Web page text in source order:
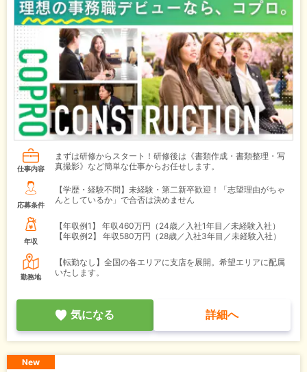
仕事内容
まずは研修からスタート！研修後は《書類作成・書類整理・写
真撮影》など簡単な仕事からお任せします。
応募条件
【学歴・経験不問】未経験・第二新卒歓迎！「志望理由がちゃ
んとしているか」で合否は決めません
年収
【年収例1】
年収460万円（24歳／入社1年目／未経験入社）
【年収例2】
年収580万円（28歳／入社3年目／未経験入社）
勤務地
【転勤なし】全国の各エリアに支店を展開。希望エリアに配属
いたします。
気になる 詳細へ
New